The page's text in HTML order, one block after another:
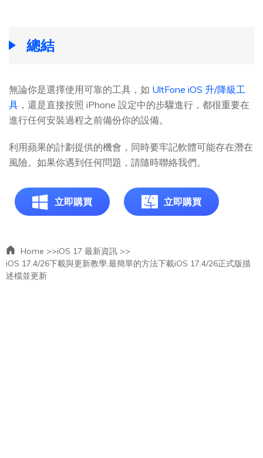
總結
無論你是選擇使用可靠的工具，如 UltFone iOS 升/降級工
具 ，還是直接按照 iPhone 設定中的步驟進行，都很重要在
進行任何安裝過程之前備份你的設備。
利用蘋果的計劃提供的機會，同時要牢記軟體可能存在潛在
風險。如果你遇到任何問題，請隨時聯絡我們。
立即購買 立即購買
Home >>iOS 17 最新資訊 >>
iOS 17.4/26下載與更新教學,最簡單的方法下載iOS 17.4/26正式版描
述檔並更新